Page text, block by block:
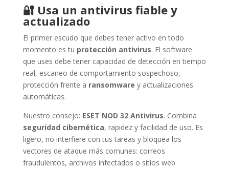
🔐Usa un antivirus fiable y
actualizado
El primer escudo que debes tener activo en todo
momento es tu protección antivirus. El software
que uses debe tener capacidad de detección en tiempo
real, escaneo de comportamiento sospechoso,
protección frente a ransomware y actualizaciones
automáticas.
Nuestro consejo: ESET NOD 32 Antivirus. Combina
seguridad cibernética, rapidez y facilidad de uso. Es
ligero, no interfiere con tus tareas y bloquea los
vectores de ataque más comunes: correos
fraudulentos, archivos infectados o sitios web